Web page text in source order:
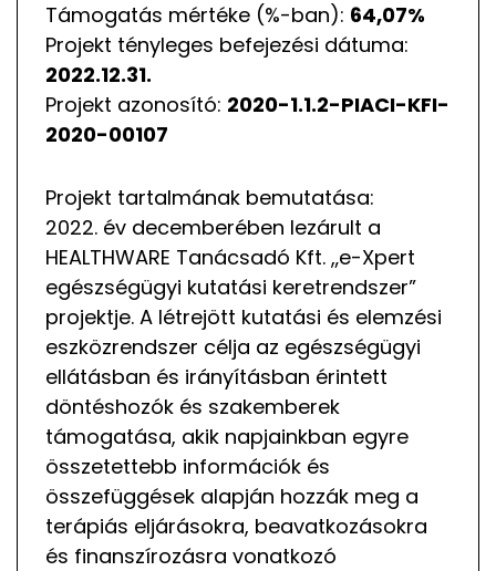
Támogatás mértéke (%-ban): 64,07%
Projekt tényleges befejezési dátuma:
2022.12.31.
Projekt azonosító: 2020-1.1.2-PIACI-KFI-
2020-00107
Projekt tartalmának bemutatása:
2022. év decemberében lezárult a
HEALTHWARE Tanácsadó Kft. „e-Xpert
egészségügyi kutatási keretrendszer”
projektje. A létrejött kutatási és elemzési
eszközrendszer célja az egészségügyi
ellátásban és irányításban érintett
döntéshozók és szakemberek
támogatása, akik napjainkban egyre
összetettebb információk és
összefüggések alapján hozzák meg a
terápiás eljárásokra, beavatkozásokra
és finanszírozásra vonatkozó